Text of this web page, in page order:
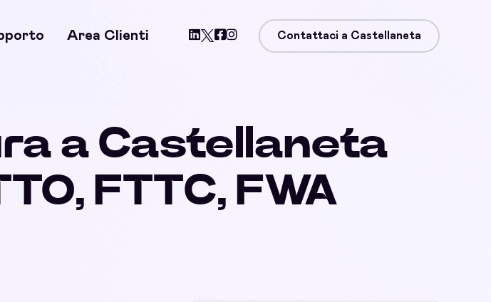
Area Clienti Contattaci a Castellaneta
a Castellaneta
FTTC, FWA